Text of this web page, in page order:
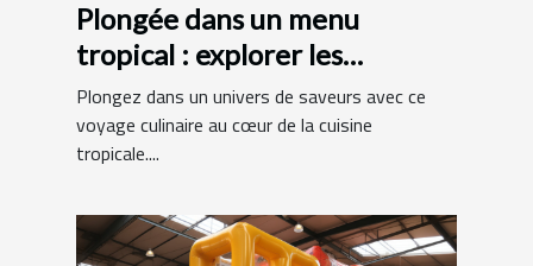
Plongée dans un menu
tropical : explorer les
spécialités exotiques
Plongez dans un univers de saveurs avec ce
voyage culinaire au cœur de la cuisine
tropicale....